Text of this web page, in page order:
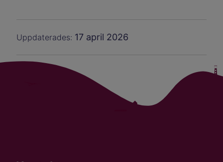
Uppdaterades: 17 april 2026